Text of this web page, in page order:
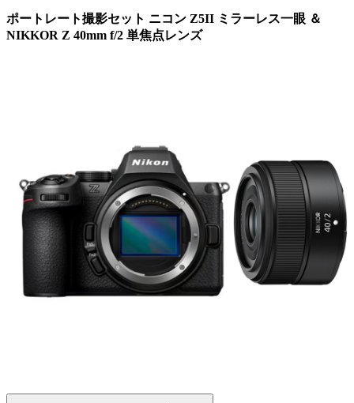
ポートレート撮影セット ニコン Z5II ミラーレス一眼 ＆
NIKKOR Z 40mm f/2 単焦点レンズ